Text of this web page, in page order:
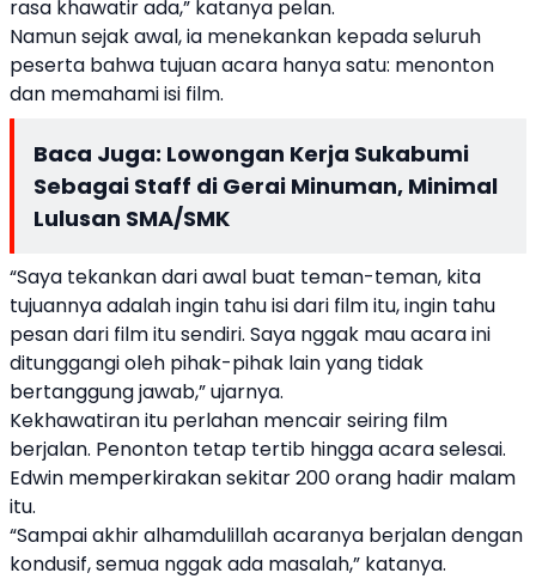
rasa khawatir ada,” katanya pelan.
Namun sejak awal, ia menekankan kepada seluruh
peserta bahwa tujuan acara hanya satu: menonton
dan memahami isi film.
Baca Juga: Lowongan Kerja Sukabumi
Sebagai Staff di Gerai Minuman, Minimal
Lulusan SMA/SMK
“Saya tekankan dari awal buat teman-teman, kita
tujuannya adalah ingin tahu isi dari film itu, ingin tahu
pesan dari film itu sendiri. Saya nggak mau acara ini
ditunggangi oleh pihak-pihak lain yang tidak
bertanggung jawab,” ujarnya.
Kekhawatiran itu perlahan mencair seiring film
berjalan. Penonton tetap tertib hingga acara selesai.
Edwin memperkirakan sekitar 200 orang hadir malam
itu.
“Sampai akhir alhamdulillah acaranya berjalan dengan
kondusif, semua nggak ada masalah,” katanya.